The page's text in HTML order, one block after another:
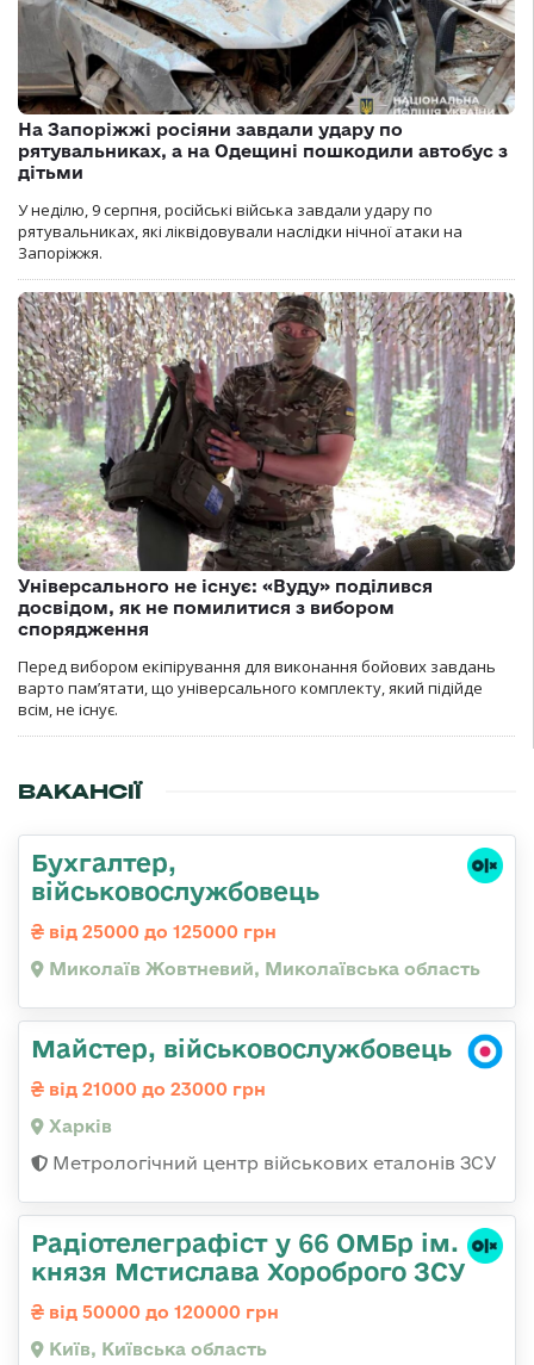
На Запоріжжі росіяни завдали удару по
рятувальниках, а на Одещині пошкодили автобус з
дітьми
У неділю, 9 серпня, російські війська завдали удару по
рятувальниках, які ліквідовували наслідки нічної атаки на
Запоріжжя.
Універсального не існує: «Вуду» поділився
досвідом, як не помилитися з вибором
спорядження
Перед вибором екіпірування для виконання бойових завдань
варто пам’ятати, що універсального комплекту, який підійде
всім, не існує.
ВАКАНСІЇ
Бухгалтер,
військовослужбовець
від 25000 до 125000 грн
Миколаїв Жовтневий, Миколаївська область
Майстер, військовослужбовець
від 21000 до 23000 грн
Харків
Метрологічний центр військових еталонів ЗСУ
Радіотелеграфіст у 66 ОМБр ім.
князя Мстислава Хороброго ЗСУ
від 50000 до 120000 грн
Київ, Київська область